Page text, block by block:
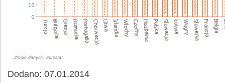
Dodano: 07.01.2014